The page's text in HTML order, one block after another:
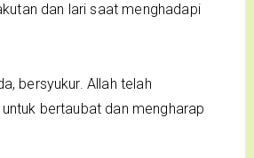
dan lari saat menghadapi
bersyukur. Allah telah
bertaubat dan mengharap